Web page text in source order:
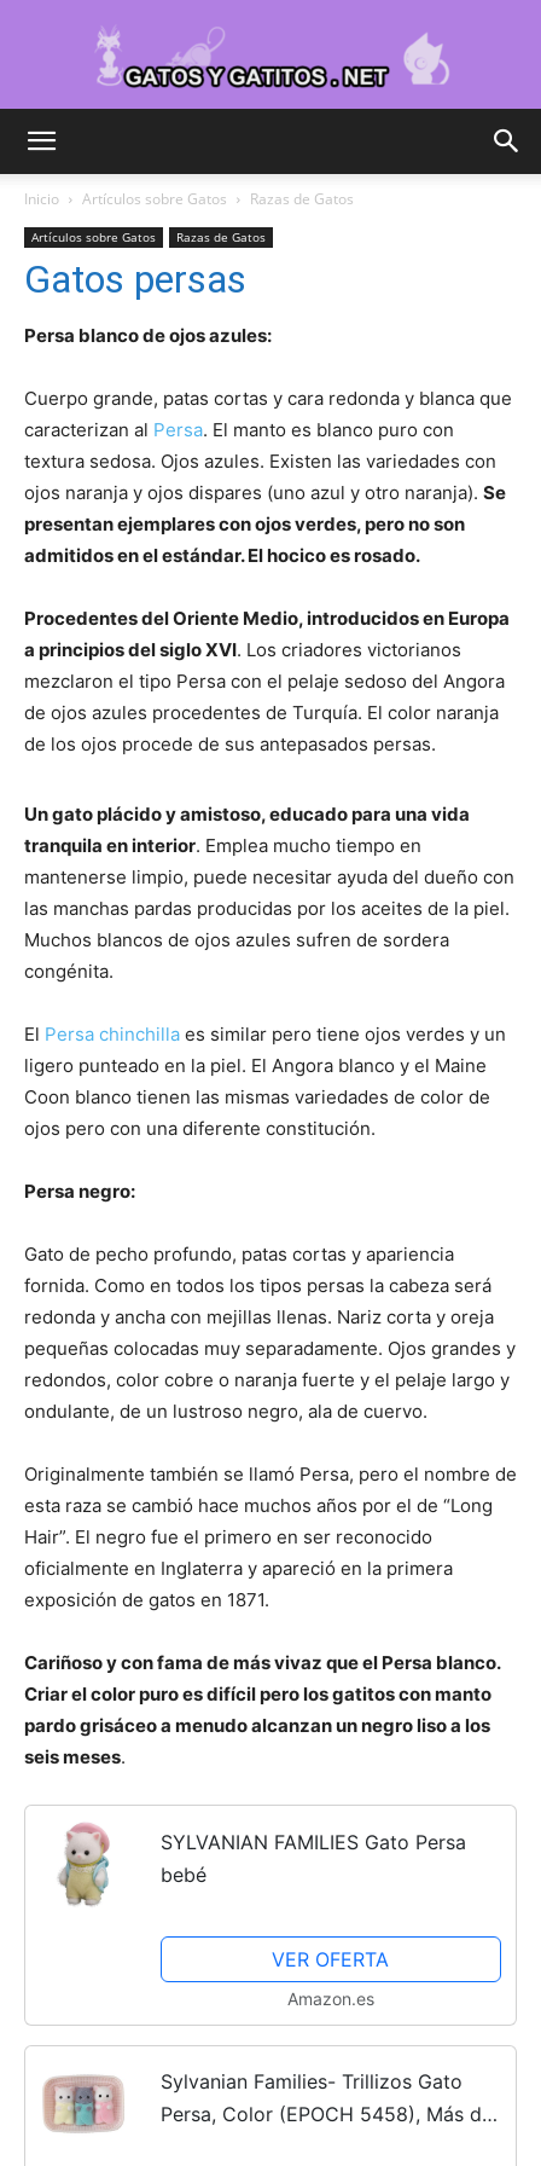
Fotos
Razas
Inicio Artículos sobre Gatos Razas de Gatos
Artículos sobre Gatos Razas de Gatos
Gatos persas
Persa blanco de ojos azules:
Cuerpo grande, patas cortas y cara redonda y blanca que
caracterizan al Persa. El manto es blanco puro con
textura sedosa. Ojos azules. Existen las variedades con
ojos naranja y ojos dispares (uno azul y otro naranja). Se
presentan ejemplares con ojos verdes, pero no son
admitidos en el estándar. El hocico es rosado.
Procedentes del Oriente Medio, introducidos en Europa
a principios del siglo XVI. Los criadores victorianos
mezclaron el tipo Persa con el pelaje sedoso del Angora
de ojos azules procedentes de Turquía. El color naranja
de los ojos procede de sus antepasados persas.
Un gato plácido y amistoso, educado para una vida
tranquila en interior. Emplea mucho tiempo en
mantenerse limpio, puede necesitar ayuda del dueño con
las manchas pardas producidas por los aceites de la piel.
Muchos blancos de ojos azules sufren de sordera
congénita.
El Persa chinchilla es similar pero tiene ojos verdes y un
ligero punteado en la piel. El Angora blanco y el Maine
Coon blanco tienen las mismas variedades de color de
ojos pero con una diferente constitución.
Persa negro:
Gato de pecho profundo, patas cortas y apariencia
fornida. Como en todos los tipos persas la cabeza será
redonda y ancha con mejillas llenas. Nariz corta y oreja
pequeñas colocadas muy separadamente. Ojos grandes y
redondos, color cobre o naranja fuerte y el pelaje largo y
ondulante, de un lustroso negro, ala de cuervo.
Originalmente también se llamó Persa, pero el nombre de
esta raza se cambió hace muchos años por el de “Long
Hair”. El negro fue el primero en ser reconocido
oficialmente en Inglaterra y apareció en la primera
exposición de gatos en 1871.
Cariñoso y con fama de más vivaz que el Persa blanco.
Criar el color puro es difícil pero los gatitos con manto
pardo grisáceo a menudo alcanzan un negro liso a los
seis meses.
SYLVANIAN FAMILIES Gato Persa
bebé
VER OFERTA
Amazon.es
Sylvanian Families- Trillizos Gato
Persa, Color (EPOCH 5458), Más de